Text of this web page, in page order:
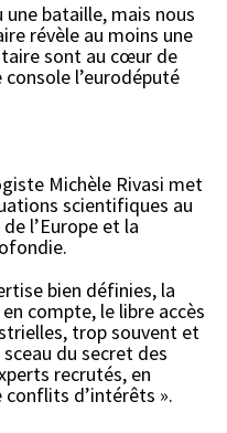
bataille, mais nous
révèle au moins une
sont au cœur de
l’eurodéputé
Michèle Rivasi met
scientifiques au
l’Europe et la
bien définies, la
compte, le libre accès
trop souvent et
du secret des
recrutés, en
conflits d’intérêts ».